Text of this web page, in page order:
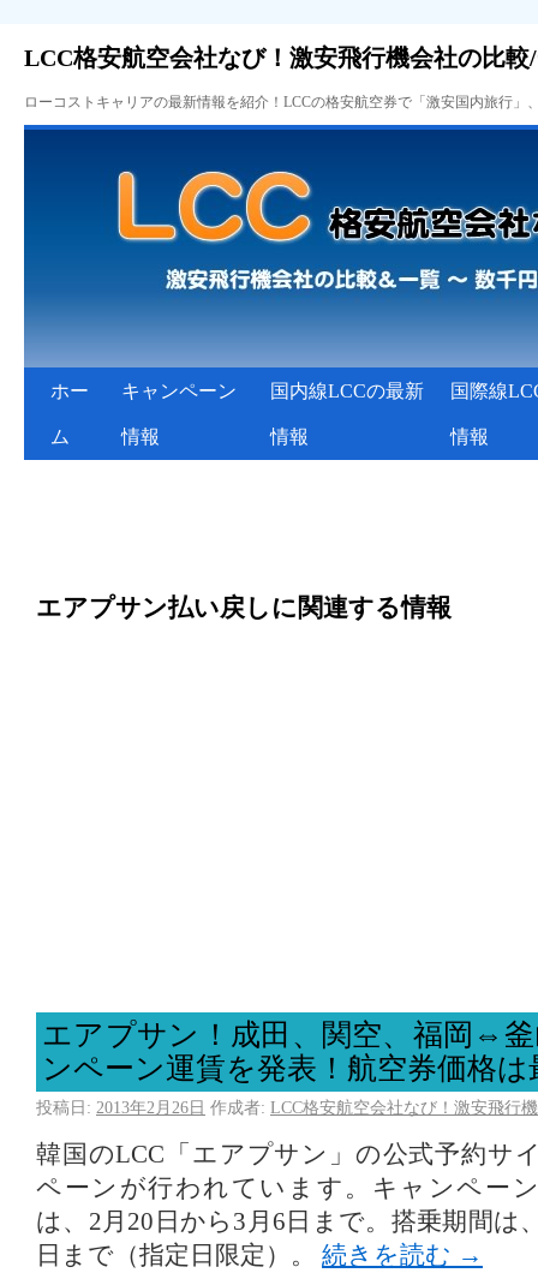
LCC格安航空会社なび！激安飛行機会社の比較
ローコストキャリアの最新情報を紹介！LCCの格安航空券で「激安国内旅行
ホー
ム
キャンペーン
情報
国内線LCCの最新
情報
国際線
情報
エアプサン払い戻しに関連する情報
エアプサン！成田、関空、福岡⇔
ンペーン運賃を発表！航空券価格は
投稿日: 2013年2月26日 作成者: LCC格安航空会社なび！激安飛行
韓国のLCC「エアプサン」の公式予約サ
ペーンが行われています。キャンペー
は、2月20日から3月6日まで。搭乗期間は
日まで（指定日限定）。 続きを読む →